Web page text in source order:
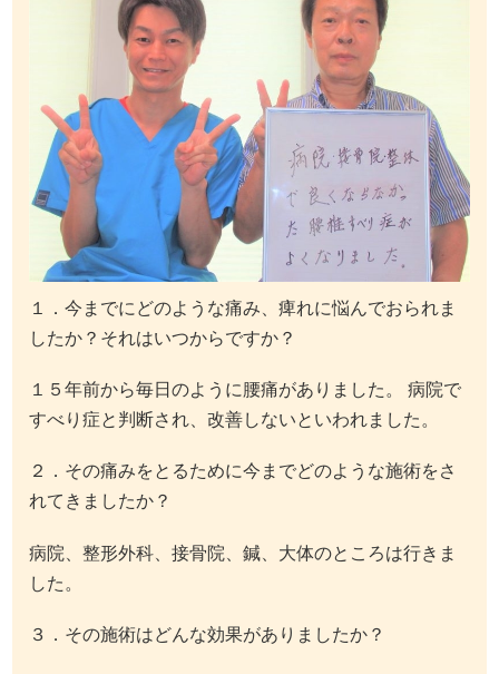
１．今までにどのような痛み、痺れに悩んでおられま
したか？それはいつからですか？
１５年前から毎日のように腰痛がありました。 病院で
すべり症と判断され、改善しないといわれました。
２．その痛みをとるために今までどのような施術をさ
れてきましたか？
病院、整形外科、接骨院、鍼、大体のところは行きま
した。
３．その施術はどんな効果がありましたか？